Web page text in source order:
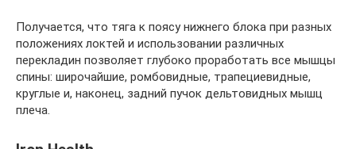
Получается, что тяга к поясу нижнего блока при разных
положениях локтей и использовании различных
перекладин позволяет глубоко проработать все мышцы
спины: широчайшие, ромбовидные, трапециевидные,
круглые и, наконец, задний пучок дельтовидных мышц
плеча.